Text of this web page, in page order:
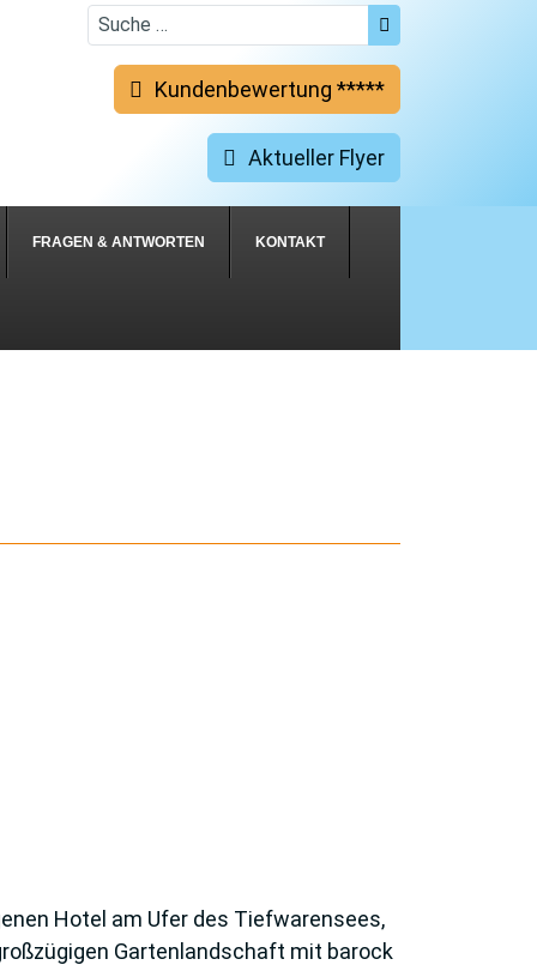
Kundenbewertung *****
Aktueller Flyer
FRAGEN & ANTWORTEN KONTAKT
Hotel am Ufer des Tiefwarensees,
Gartenlandschaft mit barock